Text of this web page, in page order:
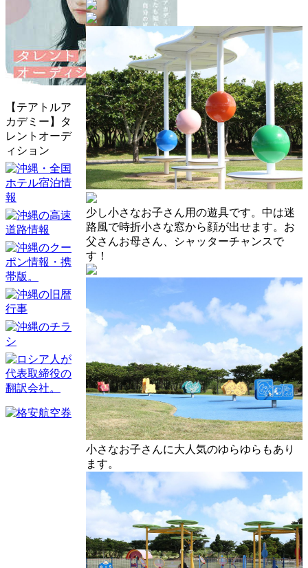
【テアトルア
カデミー】タ
レントオーデ
ィション
少し小さなお子さん用の遊具です。中は迷
路風で時折小さな窓から顔が出せます。お
父さんお母さん、シャッターチャンスで
す！
小さなお子さんに大人気のゆらゆらもあり
ます。